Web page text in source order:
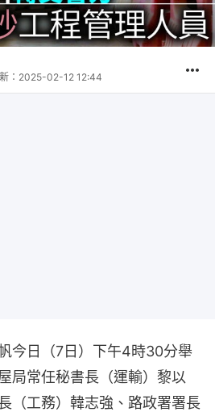
： 2025-02-12 12:44
今日（7日）下午4時30分舉
局常任秘書長（運輸）黎以
（工務）韓志強、路政署署長